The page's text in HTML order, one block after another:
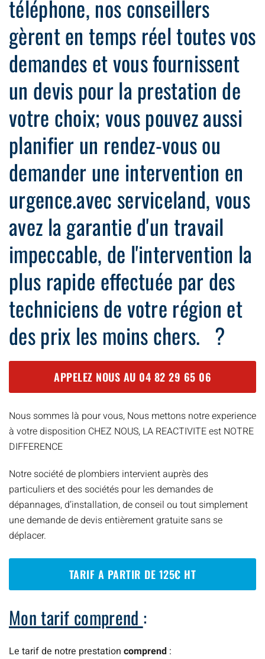
téléphone, nos conseillers
gèrent en temps réel toutes vos
demandes et vous fournissent
un devis pour la prestation de
votre choix; vous pouvez aussi
planifier un rendez-vous ou
demander une intervention en
urgence.avec serviceland, vous
avez la garantie d'un travail
impeccable, de l'intervention la
plus rapide effectuée par des
techniciens de votre région et
des prix les moins chers. ?
APPELEZ NOUS AU 04 82 29 65 06
Nous sommes là pour vous, Nous mettons notre experience
à votre disposition CHEZ NOUS, LA REACTIVITE est NOTRE
DIFFERENCE
Notre société de plombiers intervient auprès des
particuliers et des sociétés pour les demandes de
dépannages, d’installation, de conseil ou tout simplement
une demande de devis entièrement gratuite sans se
déplacer.
TARIF A PARTIR DE 125€ HT
Mon tarif comprend :
Le tarif de notre prestation comprend :